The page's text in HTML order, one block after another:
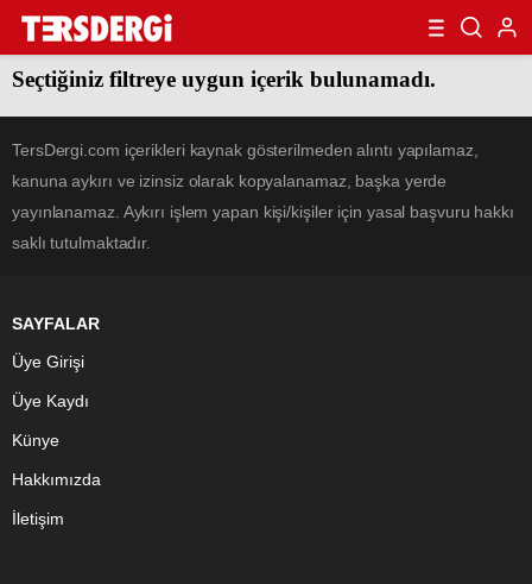
Seçtiğiniz filtreye uygun içerik bulunamadı.
TersDergi.com içerikleri kaynak gösterilmeden alıntı yapılamaz,
kanuna aykırı ve izinsiz olarak kopyalanamaz, başka yerde
yayınlanamaz. Aykırı işlem yapan kişi/kişiler için yasal başvuru hakkı
saklı tutulmaktadır.
SAYFALAR
Üye Girişi
Üye Kaydı
Künye
Hakkımızda
İletişim